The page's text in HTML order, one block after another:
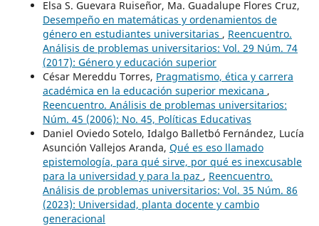
Elsa S. Guevara Ruiseñor, Ma. Guadalupe Flores Cruz,
Desempeño en matemáticas y ordenamientos de
género en estudiantes universitarias , Reencuentro.
Análisis de problemas universitarios: Vol. 29 Núm. 74
(2017): Género y educación superior
César Mereddu Torres, Pragmatismo, ética y carrera
académica en la educación superior mexicana ,
Reencuentro. Análisis de problemas universitarios:
Núm. 45 (2006): No. 45, Políticas Educativas
Daniel Oviedo Sotelo, Idalgo Balletbó Fernández, Lucía
Asunción Vallejos Aranda, Qué es eso llamado
epistemología, para qué sirve, por qué es inexcusable
para la universidad y para la paz , Reencuentro.
Análisis de problemas universitarios: Vol. 35 Núm. 86
(2023): Universidad, planta docente y cambio
generacional